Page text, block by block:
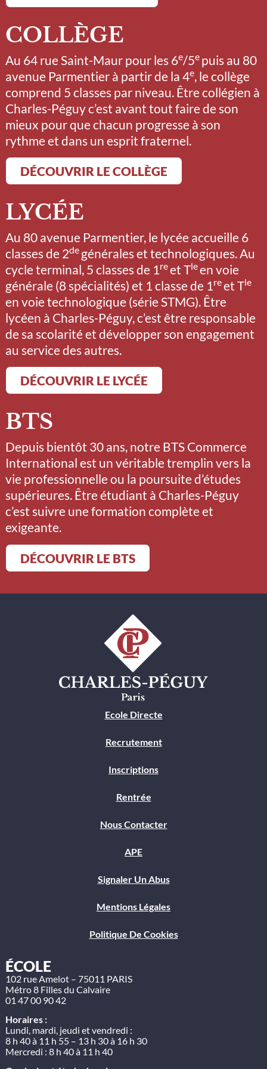
COLLÈGE
Au 64 rue Saint-Maur pour les 6e/5e puis au 80
avenue Parmentier à partir de la 4e, le collège
comprend 5 classes par niveau. Être collégien à
Charles-Péguy c’est avant tout faire de son
mieux pour que chacun progresse à son
rythme et dans un esprit fraternel.
DÉCOUVRIR LE COLLÈGE
LYCÉE
Au 80 avenue Parmentier, le lycée accueille 6
classes de 2de générales et technologiques. Au
cycle terminal, 5 classes de 1reet Tleen voie
générale (8 spécialités) et 1 classe de 1reet Tle
en voie technologique (série STMG). Être
lycéen à Charles-Péguy, c’est être responsable
de sa scolarité et développer son engagement
au service des autres.
DÉCOUVRIR LE LYCÉE
BTS
Depuis bientôt 30 ans, notre BTS Commerce
International est un véritable tremplin vers la
vie professionnelle ou la poursuite d’études
supérieures. Être étudiant à Charles-Péguy
c’est suivre une formation complète et
exigeante.
DÉCOUVRIR LE BTS
Ecole Directe
Recrutement
Inscriptions
Rentrée
Nous Contacter
APE
Signaler Un Abus
Mentions Légales
Politique De Cookies
ÉCOLE
102 rue Amelot – 75011 PARIS
Métro 8 Filles du Calvaire
01 47 00 90 42
Horaires :
Lundi, mardi, jeudi et vendredi :
8 h 40 à 11 h 55 – 13 h 30 à 16 h 30
Mercredi : 8 h 40 à 11 h 40